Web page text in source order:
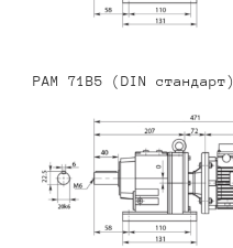
PAM 71B5 (DIN стандарт)